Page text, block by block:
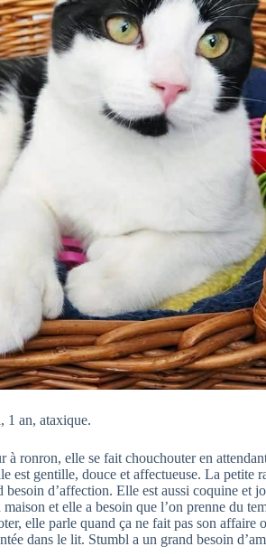
1 an, ataxique.
à ronron, elle se fait chouchouter en
est gentille, douce et affectueuse. La petite
besoin d’affection. Elle est aussi coquine et
et elle a besoin que l’on prenne du
elle parle quand ça ne fait pas son affaire
dans le lit. Stumbl a un grand besoin